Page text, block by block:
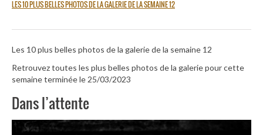
LES 10 PLUS BELLES PHOTOS DE LA GALERIE DE LA SEMAINE 12
Les 10 plus belles photos de la galerie de la semaine 12
Retrouvez toutes les plus belles photos de la galerie pour cette
semaine terminée le 25/03/2023
Dans l’attente